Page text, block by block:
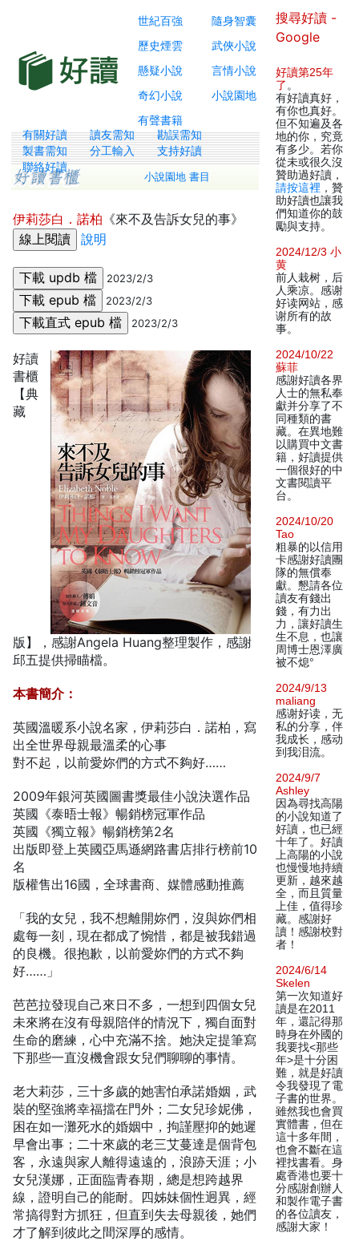
世紀百強
隨身智囊
歷史煙雲
武俠小說
懸疑小說
言情小說
奇幻小說
小說園地
有聲書籍
有關好讀 讀友需知
勘誤需知
製書需知
分工輸入
支持好讀
聯絡好讀
小說園地 書目
伊莉莎白．諾柏 《來不及告訴女兒的事》
說明
2023/2/3
2023/2/3
2023/2/3
好讀
書櫃
【典
藏
版】，感謝Angela Huang整理製作，感謝
邱五提供掃瞄檔。
本書簡介：
英國溫暖系小說名家，伊莉莎白．諾柏，寫
出全世界母親最溫柔的心事
對不起，以前愛妳們的方式不夠好……
2009年銀河英國圖書獎最佳小說決選作品
英國《泰晤士報》暢銷榜冠軍作品
英國《獨立報》暢銷榜第2名
出版即登上英國亞馬遜網路書店排行榜前10
名
版權售出16國，全球書商、媒體感動推薦
「我的女兒，我不想離開妳們，沒與妳們相
處每一刻，現在都成了惋惜，都是被我錯過
的良機。很抱歉，以前愛妳們的方式不夠
好……」
芭芭拉發現自己來日不多，一想到四個女兒
未來將在沒有母親陪伴的情況下，獨自面對
生命的磨練，心中充滿不捨。她決定提筆寫
下那些一直沒機會跟女兒們聊聊的事情。
老大莉莎，三十多歲的她害怕承諾婚姻，武
裝的堅強將幸福擋在門外；二女兒珍妮佛，
困在如一灘死水的婚姻中，拘謹壓抑的她遲
早會出事；二十來歲的老三艾蔓達是個背包
客，永遠與家人離得遠遠的，浪跡天涯；小
女兒漢娜，正面臨青春期，總是想跨越界
線，證明自己的能耐。四姊妹個性迥異，經
常搞得對方抓狂，但直到失去母親後，她們
才了解到彼此之間深厚的感情。
搜尋好讀 -
Google
好讀第25年
了 。
有好讀真好，
有你也真好。
但不知遍及各
地的你，究竟
有多少。若你
從未或很久沒
贊助過好讀，
請按這裡 ，贊
助好讀也讓我
們知道你的鼓
勵與支持。
2024/12/3 小
黄
前人栽树，后
人乘凉。感谢
好读网站，感
谢所有的故
事。
2024/10/22
蘇菲
感謝好讀各界
人士的無私奉
獻并分享了不
同種類的書
藏。在異地難
以購買中文書
籍，好讀提供
一個很好的中
文書閱讀平
台。
2024/10/20
Tao
粗暴的以信用
卡感謝好讀團
隊的無償奉
獻。懇請各位
讀友有錢出
錢，有力出
力，讓好讀生
生不息，也讓
周博士恩澤廣
被不熄°
2024/9/13
maliang
感谢好读，无
私的分享，伴
我成长，感动
到我泪流。
2024/9/7
Ashley
因為尋找高陽
的小說知道了
好讀，也已經
十年了。好讀
上高陽的小說
也慢慢地持續
更新，越來越
全，而且質量
上佳，值得珍
藏。感謝好
讀！感謝校對
者！
2024/6/14
Skelen
第一次知道好
讀是在2011
年，還記得那
時身在外國的
我要找<那些
年>是十分困
難，就是好讀
令我發現了電
子書的世界。
雖然我也會買
實體書，但在
這十多年間，
也會不斷在這
裡找書看。身
處香港也要十
分感謝創辦人
和製作電子書
的各位讀友，
感謝大家！